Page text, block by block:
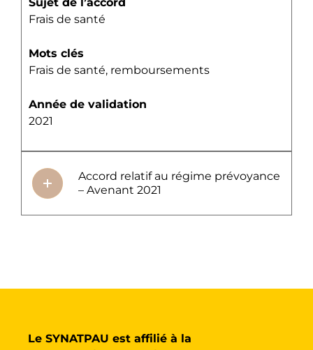
Frais de santé
Mots clés
Frais de santé, remboursements
Année de validation
2021
Accord relatif au régime prévoyance
– Avenant 2021
Le SYNATPAU est affilié à la